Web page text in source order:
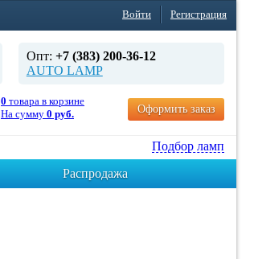
Войти Регистрация
Опт: +7 (383) 200-36-12
AUTO LAMP
0 товара в корзине
На сумму 0 руб. Оформить заказ
Подбор ламп
Распродажа